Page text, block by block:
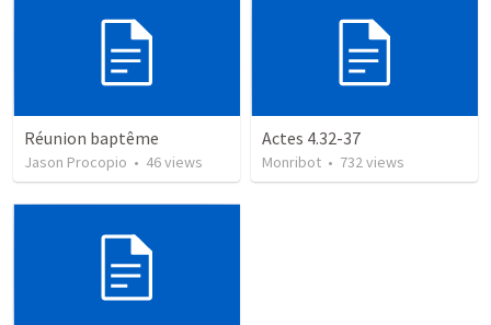
Réunion baptême
Jason Procopio • 46views
Actes 4.32-37
Monribot • 732views